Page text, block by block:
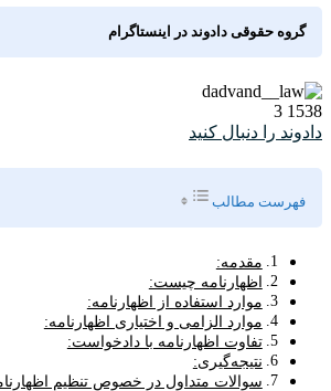
گروه حقوقی دادوند در اینستاگرام
1538
3
دادوند را دنبال کنید
فهرست مطالب
Toggle Table of Content
مقدمه:
اظهارنامه چیست:
موارد استفاده از اظهارنامه:
موارد الزامی و اختیاری اظهارنامه:
تفاوت اظهارنامه با دادخواست:
نتیجه‌گیری:
سوالات متداول در خصوص تنظیم